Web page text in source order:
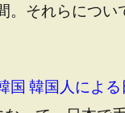
それらについ
国 韓国人によ